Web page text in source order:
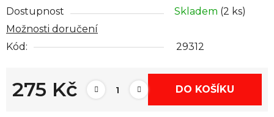
Dostupnost Skladem (2 ks)
Možnosti doručení
Kód:
29312
275 Kč DO KOŠÍKU